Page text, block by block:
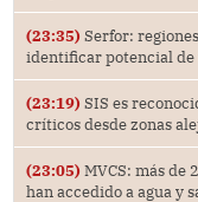
(23:35) Serfor:
identificar potencial
(23:19) SIS es
críticos desde zonas
(23:05) MVCS: más de
han accedido a agua y